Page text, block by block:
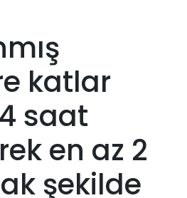
katlar
saat
en az 2
şekilde